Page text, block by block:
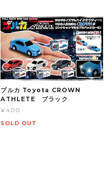
プルカ Toyota CROWN
ATHLETE ブラック
¥400
SOLD OUT